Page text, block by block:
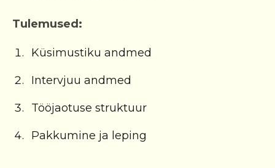
Tulemused:
Küsimustiku andmed
Intervjuu andmed
Tööjaotuse struktuur
Pakkumine ja leping